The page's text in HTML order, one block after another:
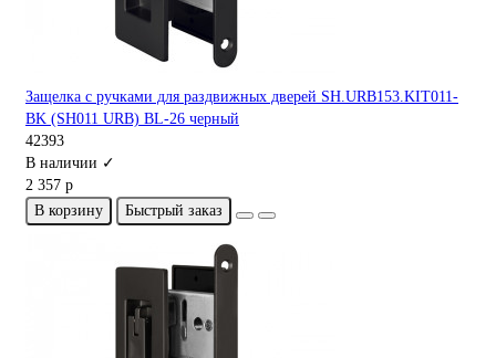
Защелка с ручками для раздвижных дверей SH.URB153.KIT011-
BK (SH011 URB) BL-26 черный
42393
В наличии ✓
2 357 р
В корзину
Быстрый заказ